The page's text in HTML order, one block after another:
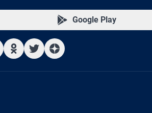
Google Play